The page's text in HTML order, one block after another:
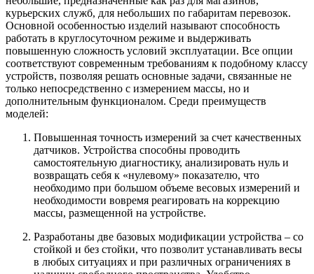
курьерских служб, для небольших по габаритам перевозок.
Основной особенностью изделий называют способность
работать в круглосуточном режиме и выдерживать
повышенную сложность условий эксплуатации. Все опции
соответствуют современным требованиям к подобному классу
устройств, позволяя решать основные задачи, связанные не
только непосредственно с измерением массы, но и
дополнительным функционалом. Среди преимуществ
моделей:
Повышенная точность измерений за счет качественных
датчиков. Устройства способны проводить
самостоятельную диагностику, анализировать нуль и
возвращать себя к «нулевому» показателю, что
необходимо при большом объеме весовых измерений и
необходимости вовремя реагировать на коррекцию
массы, размещенной на устройстве.
Разработаны две базовых модификации устройства – со
стойкой и без стойки, что позволит устанавливать весы
в любых ситуациях и при различных ограничениях в